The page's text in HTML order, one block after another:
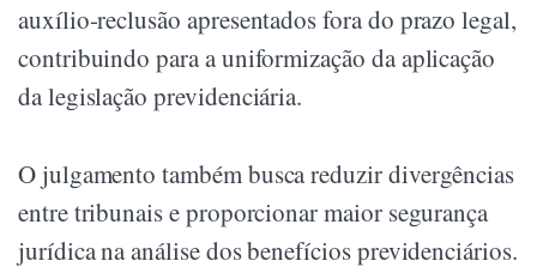
auxílio-reclusão apresentados fora do prazo legal,
contribuindo para a uniformização da aplicação
da legislação previdenciária.
O julgamento também busca reduzir divergências
entre tribunais e proporcionar maior segurança
jurídica na análise dos benefícios previdenciários.